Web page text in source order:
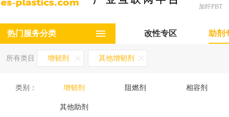
加纤PBT
热门服务分类 改性专区 助剂
所有类目 增韧剂 其他增韧剂
类别： 增韧剂 阻燃剂 相容剂
其他助剂